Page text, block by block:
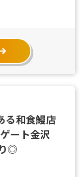
る和食鰻店
ート金沢
◎